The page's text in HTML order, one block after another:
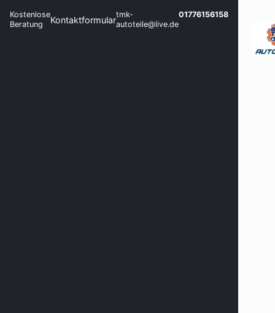
Kostenlose
Beratung
Kontaktformulartmk-
autoteile@live.de
01776156158